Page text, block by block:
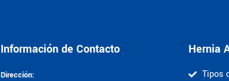
Información de Contacto
Dirección:
Hernia
Tipos